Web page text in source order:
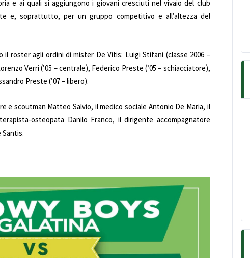
e ai quali si aggiungono i giovani cresciuti nel vivaio del club
e, soprattutto, per un gruppo competitivo e all’altezza del
roster agli ordini di mister De Vitis: Luigi Stifani (classe 2006 –
Verri (’05 – centrale), Federico Preste (’05 – schiacciatore),
Preste (’07 – libero).
e scoutman Matteo Salvio, il medico sociale Antonio De Maria, il
osteopata Danilo Franco, il dirigente accompagnatore